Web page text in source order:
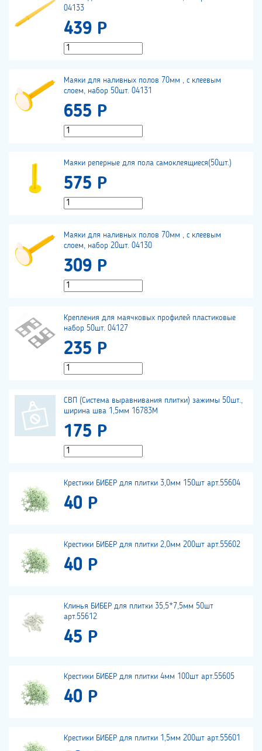
04133
439 Р
Маяки для наливных полов 70мм , с клеевым
слоем, набор 50шт. 04131
655 Р
Маяки реперные для пола самоклеящиеся(50шт.)
575 Р
Маяки для наливных полов 70мм , с клеевым
слоем, набор 20шт. 04130
309 Р
Крепления для маячковых профилей пластиковые
набор 50шт. 04127
235 Р
СВП (Система выравнивания плитки) зажимы 50шт.,
ширина шва 1,5мм 16783М
175 Р
Крестики БИБЕР для плитки 3,0мм 150шт арт.55604
40 Р
Крестики БИБЕР для плитки 2,0мм 200шт арт.55602
40 Р
Клинья БИБЕР для плитки 35,5*7,5мм 50шт
арт.55612
45 Р
Крестики БИБЕР для плитки 4мм 100шт арт.55605
40 Р
Крестики БИБЕР для плитки 1,5мм 200шт арт.55601